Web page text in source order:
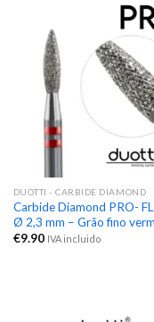
DUOTTI - CARBIDE DIAMOND
Carbide Diamond PRO-
Ø 2,3 mm – Grão fino
€9.90 IVA incluido